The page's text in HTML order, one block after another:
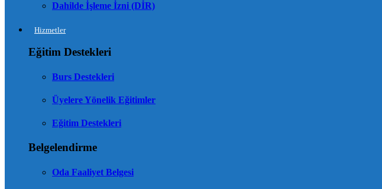
Dahilde İşleme İzni (DİR)
Hizmetler
Eğitim Destekleri
Burs Destekleri
Üyelere Yönelik Eğitimler
Eğitim Destekleri
Belgelendirme
Oda Faaliyet Belgesi